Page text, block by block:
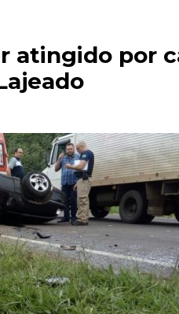
atingido por